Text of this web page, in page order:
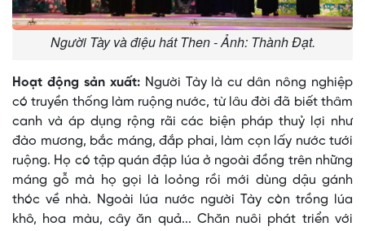
Người Tày và điệu hát Then - Ảnh: Thành Đạt.
Hoạt động sản xuất: Người Tày là cư dân nông nghiệp
có truyền thống làm ruộng nước, từ lâu đời đã biết thâm
canh và áp dụng rộng rãi các biện pháp thuỷ lợi như
đào mương, bắc máng, đắp phai, làm cọn lấy nước tưới
ruộng. Họ có tập quán đập lúa ở ngoài đồng trên những
máng gỗ mà họ gọi là loỏng rồi mới dùng dậu gánh
thóc về nhà. Ngoài lúa nước người Tày còn trồng lúa
khô, hoa màu, cây ăn quả... Chăn nuôi phát triển với